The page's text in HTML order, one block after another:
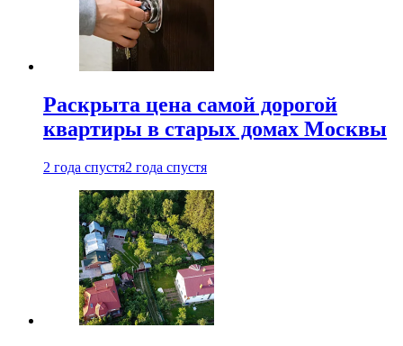
Раскрыта цена самой дорогой
квартиры в старых домах Москвы
2 года спустя2 года спустя